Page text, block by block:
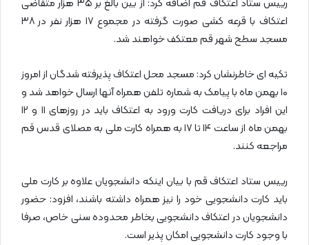
رییس ستاد اعتکاف قم اضافه کرد: از بین بالغ بر ۳۵ هزار متقاضی
اعتکاف با قرعه کشی صورت گرفته در مجموع ۱۷ هزار نفر در ۳۸
مسجد سطح شهر قم معتکف خواهند شد.
تکیه ای خاطرنشان کرد: مسجد محل اعتکاف پذیرفته شدگان از امروز
۱۰ بهمن ماه با پیامک به شماره تلفن همراه آنها ارسال خواهد شد و
این افراد برای دریافت کارت ورود به اعتکاف باید در روزهای ۱۱ و ۱۲
بهمن ماه از ساعت ۱۴ تا ۱۷ به همراه کارت ملی به مصلای قدس قم
مراجعه کنند.
رییس ستاد اعتکاف قم با بیان اینکه دانشجویان علاوه بر کارت ملی
باید کارت دانشجویی خود را نیز همراه داشته باشند، افزود: حضور
دانشجویان در اعتکاف دانشجویی بخاطر محدوده سنی خاص، صرفا
با وجود کارت دانشجویی امکان پذیر است.